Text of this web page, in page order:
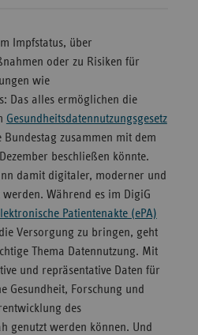
Impfstatus, über
oder zu Risiken für
wie
Das alles ermöglichen die
Gesundheitsdatennutzungsgesetz
Bundestag zusammen mit dem
beschließen könnte.
damit digitaler, moderner und
Während es im DigiG
Patientenakte (ePA)
Versorgung zu bringen, geht
Thema Datennutzung. Mit
und repräsentative Daten für
Gesundheit, Forschung und
des
genutzt werden können. Und